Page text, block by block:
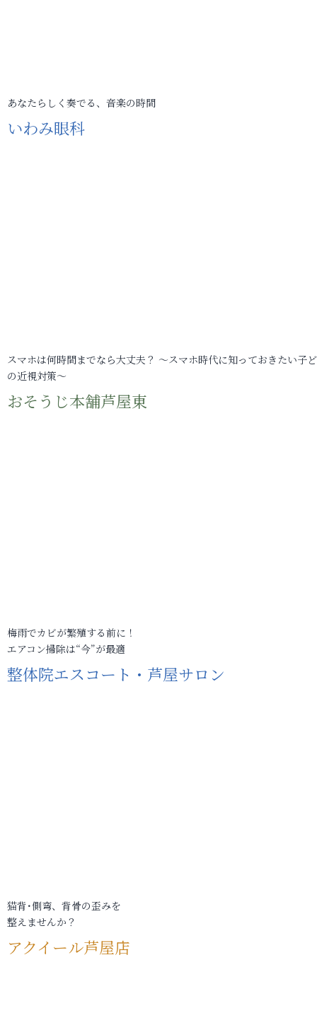
あなたらしく奏でる、音楽の時間
いわみ眼科
スマホは何時間までなら大丈夫？ ～スマホ時代に知っておきたい子
の近視対策～
おそうじ本舗芦屋東
梅雨でカビが繁殖する前に！
エアコン掃除は“今”が最適
整体院エスコート・芦屋サロン
猫背･側弯、背骨の歪みを
整えませんか？
アクイール芦屋店